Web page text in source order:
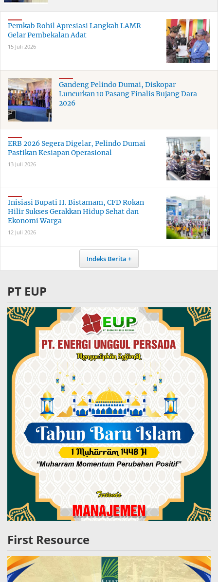
Pemkab Rohil Apresiasi Langkah LAMR
Gelar Pembekalan Adat
15 Juli 2026
Gandeng Pelindo Dumai, Diskopar
Luncurkan 10 Pasang Finalis Bujang Dara
2026
ERB 2026 Segera Digelar, Pelindo Dumai
Pastikan Kesiapan Operasional
13 Juli 2026
Inisiasi Bupati H. Bistamam, CFD Rokan
Hilir Sukses Gerakkan Hidup Sehat dan
Ekonomi Warga
12 Juli 2026
Indeks Berita
PT EUP
First Resource